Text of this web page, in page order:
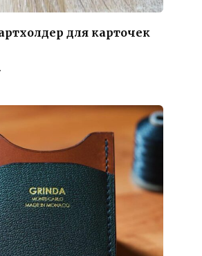
для карточек